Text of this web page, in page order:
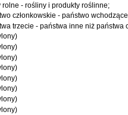
rolne - rośliny i produkty roślinne;
członkowskie - państwo
trzecie - państwa inne niż państwa